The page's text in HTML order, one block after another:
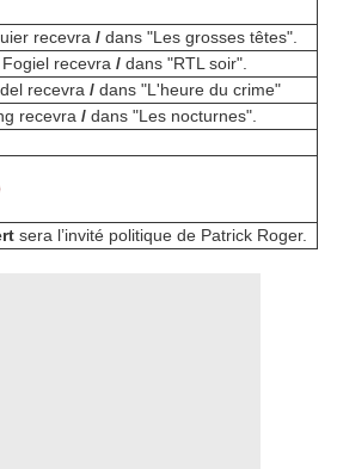
recevra / dans "Les grosses têtes".
recevra / dans "RTL soir".
recevra / dans "L'heure du crime"
recevra / dans "Les nocturnes".
sera l’invité politique de Patrick Roger.